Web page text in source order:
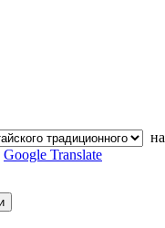
на
Google Translate